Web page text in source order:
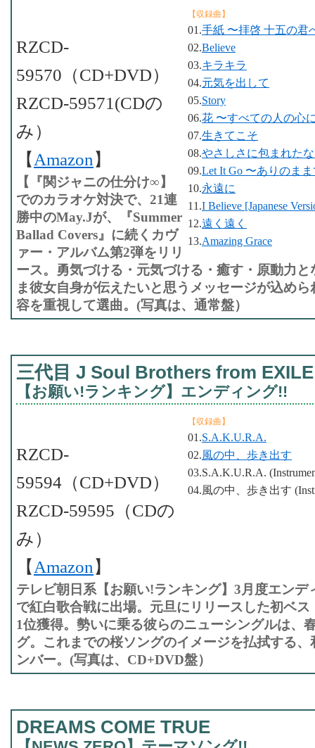
【収録曲】
01.手紙 〜拝啓 十五の君
02.Believe
03.キラキラ
04.元気を出して
05.Story
06.花 〜すべての人の心
07.生きてこそ
08.やさしさに包まれた
09.Let It Go 〜ありのま
10.永遠に
11.I Believe [Japanese
12.遠く遠く
13.Amazing Grace
RZCD-
59570（CD+DVD）
RZCD-59571(CDの
み）
【 Amazon 】
【『関ジャニの仕分け∞】
でのカラオケ対決で、21連
勝中のMay.Jが、『Summer
Ballad Covers』に続くカヴ
ァー・アルバム第2弾をリリ
ース。勇気づける・元気づける・癒す・原動力
ま彼女自身が伝えたいと思うメッセージが込め
容を重視して選曲。(写真は、通常盤）
三代目 J Soul Brothers from
【お願い!ランキング】エンディング!!
【収録曲】
01.S.A.K.U.R.A.
02.風の中、歩き出す
03.S.A.K.U.R.A.
04.風の中、歩き出す
RZCD-
59594（CD+DVD）
RZCD-59595（CDの
み）
【 Amazon 】
テレビ朝日系【お願い!ランキング】3月度エンデ
で紅白歌合戦に出場。元旦にリリースした初ベ
1位獲得。勢いに乗る彼らのニューシングルは、
グ。これまでの桜ソングのイメージを払拭する
ンバー。(写真は、CD+DVD盤）
DREAMS COME TRUE